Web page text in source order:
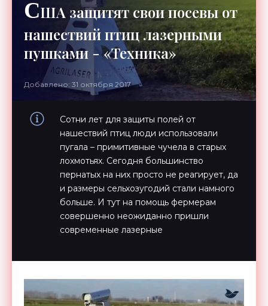
США защитят свои посевы от
нашествий птиц лазерными
пушками - «Техника»
Добавлено: 31 октября 2017
Сотни лет для защиты полей от
нашествий птиц люди использовали
пугала – примитивные чучела в старых
лохмотьях. Сегодня большинство
пернатых на них просто не реагирует, да
и размеры сельхозугодий стали намного
больше. И тут на помощь фермерам
совершенно неожиданно пришли
современные лазерные